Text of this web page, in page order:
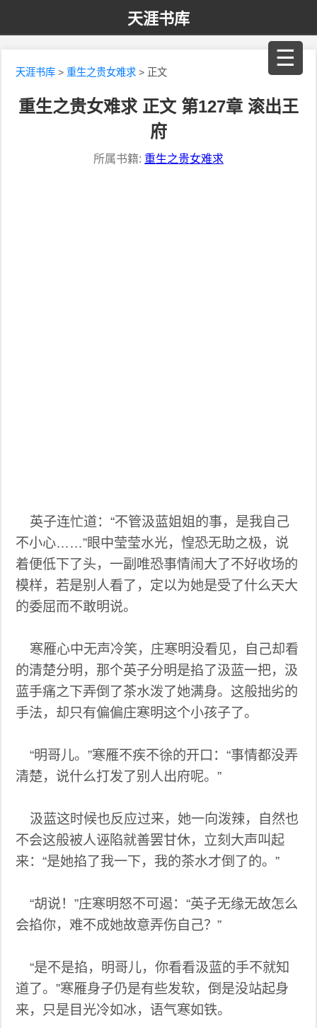
天涯书库
☰
天涯书库 >重生之贵女难求 > 正文
重生之贵女难求 正文 第127章 滚出王
府
所属书籍: 重生之贵女难求
英子连忙道：“不管汲蓝姐姐的事，是我自己
不小心……”眼中莹莹水光，惶恐无助之极，说
着便低下了头，一副唯恐事情闹大了不好收场的
模样，若是别人看了，定以为她是受了什么天大
的委屈而不敢明说。
寒雁心中无声冷笑，庄寒明没看见，自己却看
的清楚分明，那个英子分明是掐了汲蓝一把，汲
蓝手痛之下弄倒了茶水泼了她满身。这般拙劣的
手法，却只有偏偏庄寒明这个小孩子了。
“明哥儿。”寒雁不疾不徐的开口：“事情都没弄
清楚，说什么打发了别人出府呢。”
汲蓝这时候也反应过来，她一向泼辣，自然也
不会这般被人诬陷就善罢甘休，立刻大声叫起
来：“是她掐了我一下，我的茶水才倒了的。”
“胡说！”庄寒明怒不可遏：“英子无缘无故怎么
会掐你，难不成她故意弄伤自己？”
“是不是掐，明哥儿，你看看汲蓝的手不就知
道了。”寒雁身子仍是有些发软，倒是没站起身
来，只是目光冷如冰，语气寒如铁。